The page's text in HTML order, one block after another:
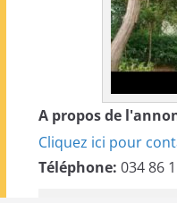
A propos de
Cliquez ici pour
Téléphone: 034 86